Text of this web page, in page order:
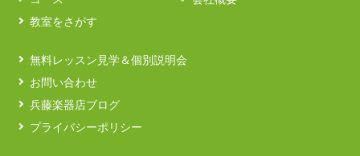
教室をさがす
無料レッスン見学＆個別説明会
お問い合わせ
兵藤楽器店ブログ
プライバシーポリシー